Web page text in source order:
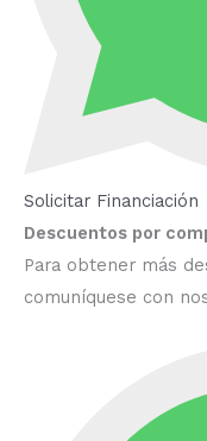
Solicitar Financiación
Descuentos por
Para obtener más
comuníquese con